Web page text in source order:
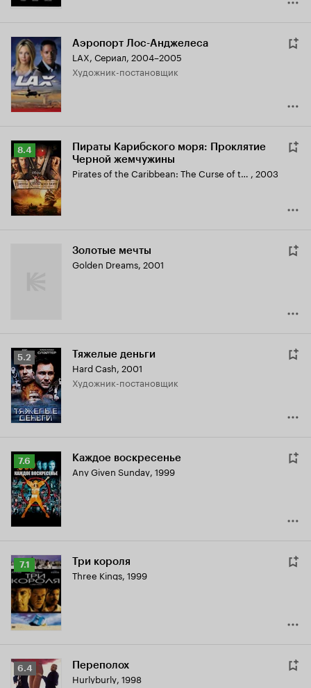
Аэропорт Лос-Анджелеса
LAX, Сериал, 2004–2005
Художник-постановщик
Рейтинг
Кинопоиска
8.4
8.4
Пираты Карибского моря: Проклятие
Черной жемчужины
Pirates of the Caribbean: The Curse of the Black Pearl , 2003
Золотые мечты
Golden Dreams, 2001
Рейтинг
Кинопоиска
5.2
5.2 Тяжелые деньги
Hard Cash, 2001
Художник-постановщик
Рейтинг
Кинопоиска
7.6
7.6 Каждое воскресенье
Any Given Sunday, 1999
Рейтинг
Кинопоиска
7.1
7.1 Три короля
Three Kings, 1999
Рейтинг
Кинопоиска
6.4 Переполох
Hurlyburly, 1998